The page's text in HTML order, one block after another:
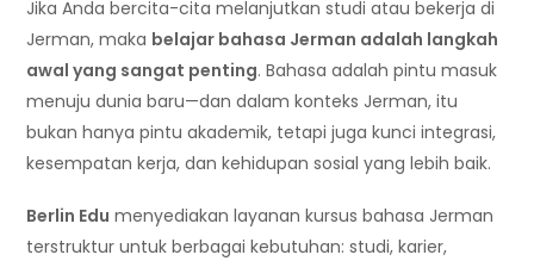
Jika Anda bercita-cita melanjutkan studi atau bekerja di
Jerman, maka belajar bahasa Jerman adalah langkah
awal yang sangat penting. Bahasa adalah pintu masuk
menuju dunia baru—dan dalam konteks Jerman, itu
bukan hanya pintu akademik, tetapi juga kunci integrasi,
kesempatan kerja, dan kehidupan sosial yang lebih baik.
Berlin Edu menyediakan layanan kursus bahasa Jerman
terstruktur untuk berbagai kebutuhan: studi, karier,